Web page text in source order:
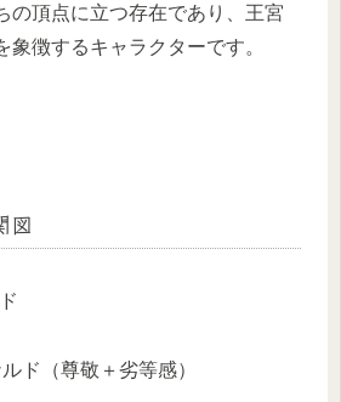
の頂点に立つ存在であり、王宮
象徴するキャラクターです。
図
ド（尊敬＋劣等感）